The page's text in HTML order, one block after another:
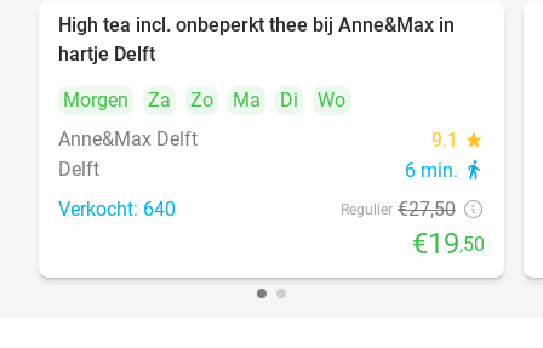
29%
High tea incl. onbeperkt thee bij Anne&Max in
hartje Delft
Morgen
Za Zo Ma Di
Wo
Anne&Max Delft
9.1 star
Delft 6 min. directions_walk
Verkocht: 640 Regulier €27,50
€19,50